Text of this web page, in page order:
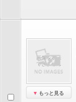
もっと見る